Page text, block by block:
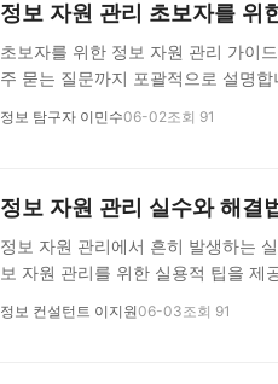
정보 자원 관리 초보자를 위
초보자를 위한 정보 자원 관리 가이
주 묻는 질문까지 포괄적으로 설명합
정보 탐구자 이민수06-02조회 91
정보 자원 관리 실수와 해결
정보 자원 관리에서 흔히 발생하는
보 자원 관리를 위한 실용적 팁을 제
정보 컨설턴트 이지원06-03조회 91